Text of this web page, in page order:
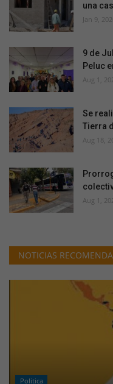
una
Jan 9,
9 de
Peluc
Aug 1,
Se
Tierra
Aug 18,
Aug 1,
NOTICIAS
Politica